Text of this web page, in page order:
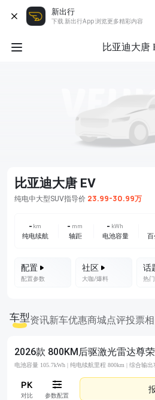
新出行
下载 新出行App 浏览更多精彩内容
比亚迪大唐
比亚迪大唐 EV
纯电中大型SUV指导价 23.99-30.99万
- km
纯电续航
- mm
轴距
- kWh
电池容量 百
配置
配置参数
社区
大咖/爆料
话
热
车型资讯新车优惠商城点评投票
2026款 800KM后驱激光雷达尊
电池容量 105.7kWh | 纯电续航里程 800km | 综合输出
对比 参数配置